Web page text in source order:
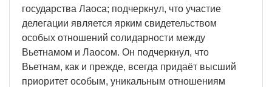
государства Лаоса; подчеркнул, что участие
делегации является ярким свидетельством
особых отношений солидарности между
Вьетнамом и Лаосом. Он подчеркнул, что
Вьетнам, как и прежде, всегда придаёт высший
приоритет особым, уникальным отношениям